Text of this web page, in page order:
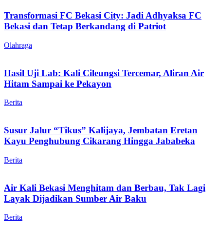
Transformasi FC Bekasi City: Jadi Adhyaksa FC
Bekasi dan Tetap Berkandang di Patriot
Olahraga
Hasil Uji Lab: Kali Cileungsi Tercemar, Aliran Air
Hitam Sampai ke Pekayon
Berita
Susur Jalur “Tikus” Kalijaya, Jembatan Eretan
Kayu Penghubung Cikarang Hingga Jababeka
Berita
Air Kali Bekasi Menghitam dan Berbau, Tak Lagi
Layak Dijadikan Sumber Air Baku
Berita